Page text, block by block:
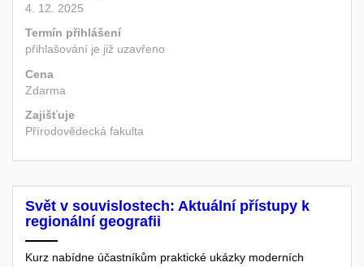
4. 12. 2025
Termín přihlášení
přihlašování je již uzavřeno
Cena
Zdarma
Zajišťuje
Přírodovědecká fakulta
Svět v souvislostech: Aktuální přístupy k
regionální geografii
Kurz nabídne účastníkům praktické ukázky moderních